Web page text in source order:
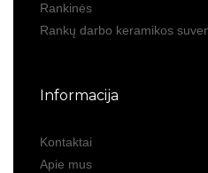
Rankinės
Rankų darbo keramikos
Informacija
Kontaktai
Apie mus